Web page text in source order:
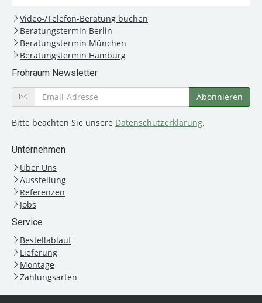
Video-/Telefon-Beratung buchen
Beratungstermin Berlin
Beratungstermin München
Beratungstermin Hamburg
Frohraum Newsletter
Bitte beachten Sie unsere Datenschutzerklärung.
Unternehmen
Über Uns
Ausstellung
Referenzen
Jobs
Service
Bestellablauf
Lieferung
Montage
Zahlungsarten